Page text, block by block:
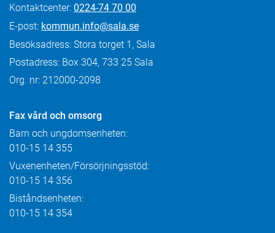
Kontaktcenter: 0224-74 70 00
E-post: kommun.info@sala.se
Besöksadress: Stora torget 1, Sala
Postadress: Box 304, 733 25 Sala
Org. nr: 212000-2098
Fax vård och omsorg
Barn och ungdomsenheten:
010-15 14 355
Vuxenenheten/Försörjningsstöd:
010-15 14 356
Biståndsenheten:
010-15 14 354